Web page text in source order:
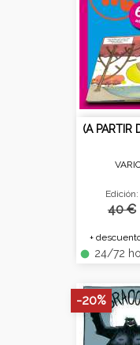
(A PARTIR
Edición:
40 €
+
fiber_manual_record 24/72
-20%